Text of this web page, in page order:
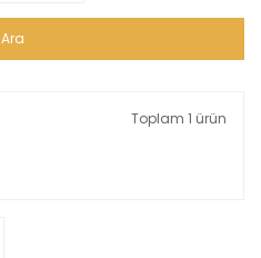
Ara
Toplam 1 ürün